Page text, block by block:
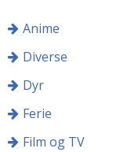
Anime
Diverse
Dyr
Ferie
Film og TV